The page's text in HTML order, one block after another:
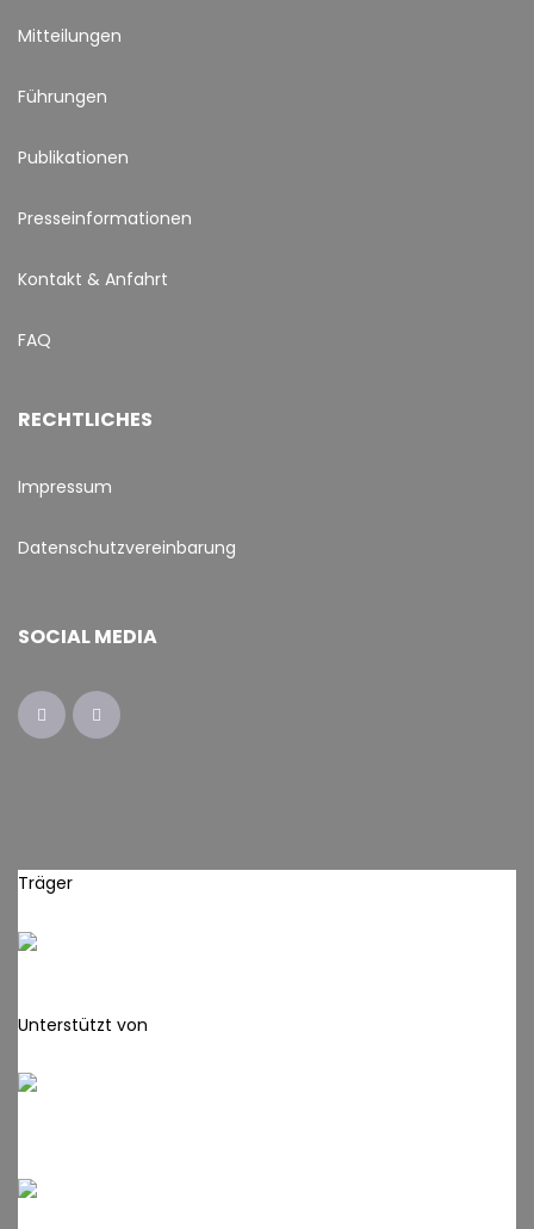
Mitteilungen
Führungen
Publikationen
Presseinformationen
Kontakt & Anfahrt
FAQ
RECHTLICHES
Impressum
Datenschutzvereinbarung
SOCIAL MEDIA
Träger
Unterstützt von